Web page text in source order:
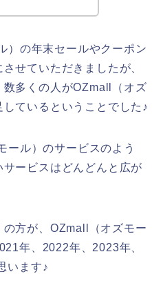
）の年末セールやクーポン
せていただきましたが、
多くの人がOZmall（オズ
ているということでした♪
ール）のサービスのよう
ービスはどんどんと広が
方が、OZmall（オズモー
年、2022年、2023年、
います♪